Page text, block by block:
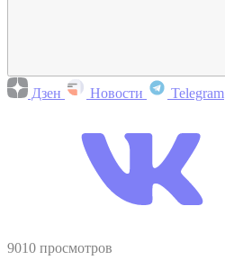
Дзен Новости Telegram
9010 просмотров